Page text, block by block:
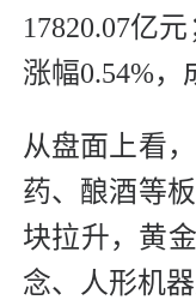
17820.07亿
涨幅0.54%，
从盘面上看
药、酿酒等
块拉升，黄
念、人形机